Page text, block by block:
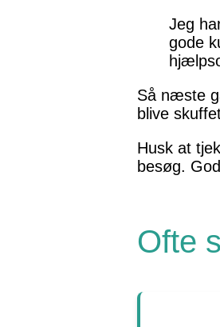
Jeg
gode
Så næste
blive
Husk at
besøg.
Ofte